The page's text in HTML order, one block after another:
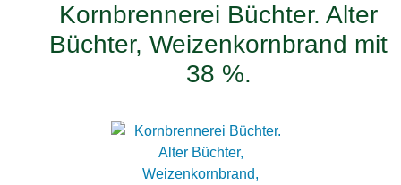
Kornbrennerei Büchter. Alter
Büchter, Weizenkornbrand mit
38 %.